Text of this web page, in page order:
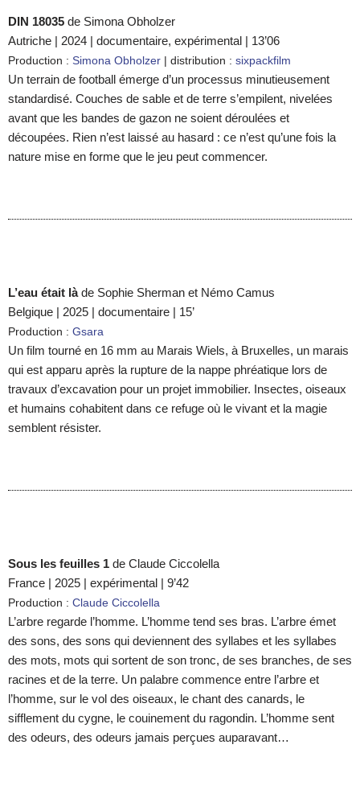
DIN 18035 de Simona Obholzer
Autriche | 2024 | documentaire, expérimental | 13’06
Production : Simona Obholzer | distribution : sixpackfilm
Un terrain de football émerge d’un processus minutieusement
standardisé. Couches de sable et de terre s’empilent, nivelées
avant que les bandes de gazon ne soient déroulées et
découpées. Rien n’est laissé au hasard : ce n’est qu’une fois la
nature mise en forme que le jeu peut commencer.
L’eau était làde Sophie Sherman et Némo Camus
Belgique | 2025 | documentaire | 15’
Production : Gsara
Un film tourné en 16 mm au Marais Wiels, à Bruxelles, un marais
qui est apparu après la rupture de la nappe phréatique lors de
travaux d’excavation pour un projet immobilier. Insectes, oiseaux
et humains cohabitent dans ce refuge où le vivant et la magie
semblent résister.
Sous les feuilles 1 de Claude Ciccolella
France | 2025 | expérimental | 9’42
Production : Claude Ciccolella
L’arbre regarde l’homme. L’homme tend ses bras. L’arbre émet
des sons, des sons qui deviennent des syllabes et les syllabes
des mots, mots qui sortent de son tronc, de ses branches, de ses
racines et de la terre. Un palabre commence entre l’arbre et
l’homme, sur le vol des oiseaux, le chant des canards, le
sifflement du cygne, le couinement du ragondin. L’homme sent
des odeurs, des odeurs jamais perçues auparavant…